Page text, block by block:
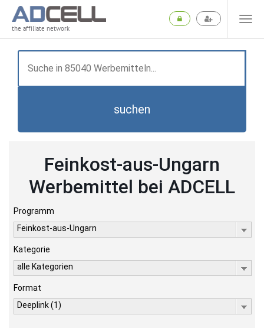
the affiliate network
suchen
Feinkost-aus-Ungarn
Werbemittel bei ADCELL
Programm
Feinkost-aus-Ungarn
Kategorie
alle Kategorien
Format
Deeplink (1)